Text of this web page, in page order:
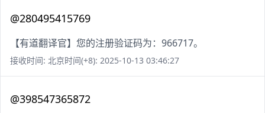
@280495415769
【有道翻译官】您的注册验证码为：966717。
接收时间: 北京时间(+8): 2025-10-13 03:46:27
@398547365872